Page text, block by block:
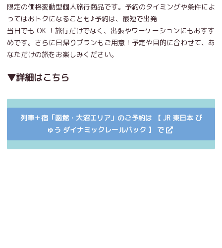
限定の価格変動型個人旅行商品です。予約のタイミングや条件によ
ってはおトクになることも♪予約は、最短で出発
当日でも OK ！旅行だけでなく、出張やワーケーションにもおすす
めです。さらに日帰りプランもご用意！予定や目的に合わせて、あ
なただけの旅をお楽しみください。
▼詳細はこちら
列車＋宿「函館・大沼エリア」のご予約は 【 JR 東日本 び
ゅう ダイナミックレールパック 】 で